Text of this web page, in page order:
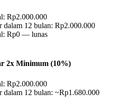
Rp2.000.000
dalam 12 bulan: Rp2.000.000
Rp0 — lunas
2x Minimum (10%)
Rp2.000.000
dalam 12 bulan: ~Rp1.680.000